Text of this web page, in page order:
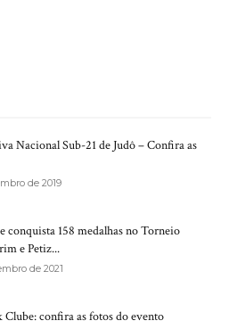
Nacional Sub-21 de Judô – Confira as
de 2019
conquista 158 medalhas no Torneio
e Petiz...
de 2021
Clube: confira as fotos do evento